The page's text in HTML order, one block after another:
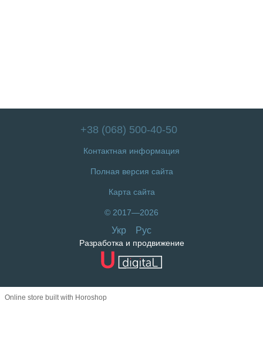
+38 (068) 500-40-50
Контактная информация
Полная версия сайта
Карта сайта
© 2017—2026
Укр Рус
Разработка и продвижение
Online store built with Horoshop